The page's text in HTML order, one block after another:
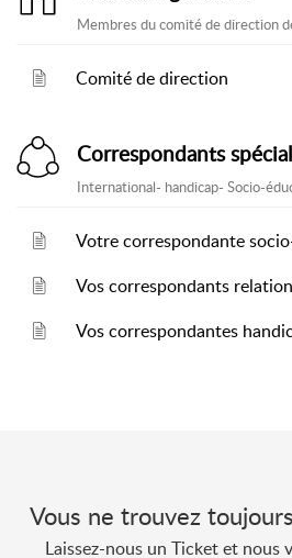
Membres du comité de direction
Comité de direction
Correspondants
International- handicap- Socio-
Votre correspondante
Vos correspondants
Vos correspondantes
Vous ne trouvez
Laissez-nous un Ticket et nous